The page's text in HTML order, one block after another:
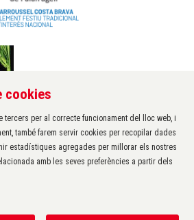
de Palafrugell
cookies
tercers per al correcte funcionament del lloc web, i
també farem servir cookies per recopilar dades
estadístiques agregades per millorar els nostres
amb les seves preferències a partir dels